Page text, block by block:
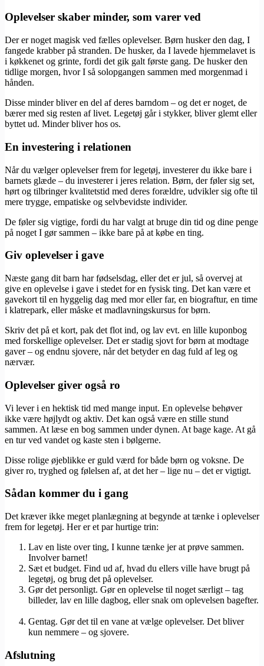
Oplevelser skaber minder, som varer ved
Der er noget magisk ved fælles oplevelser. Børn husker den dag, I
fangede krabber på stranden. De husker, da I lavede hjemmelavet is
i køkkenet og grinte, fordi det gik galt første gang. De husker den
tidlige morgen, hvor I så solopgangen sammen med morgenmad i
hånden.
Disse minder bliver en del af deres barndom – og det er noget, de
bærer med sig resten af livet. Legetøj går i stykker, bliver glemt eller
byttet ud. Minder bliver hos os.
En investering i relationen
Når du vælger oplevelser frem for legetøj, investerer du ikke bare i
barnets glæde – du investerer i jeres relation. Børn, der føler sig set,
hørt og tilbringer kvalitetstid med deres forældre, udvikler sig ofte til
mere trygge, empatiske og selvbevidste individer.
De føler sig vigtige, fordi du har valgt at bruge din tid og dine penge
på noget I gør sammen – ikke bare på at købe en ting.
Giv oplevelser i gave
Næste gang dit barn har fødselsdag, eller det er jul, så overvej at
give en oplevelse i gave i stedet for en fysisk ting. Det kan være et
gavekort til en hyggelig dag med mor eller far, en biograftur, en time
i klatrepark, eller måske et madlavningskursus for børn.
Skriv det på et kort, pak det flot ind, og lav evt. en lille kuponbog
med forskellige oplevelser. Det er stadig sjovt for børn at modtage
gaver – og endnu sjovere, når det betyder en dag fuld af leg og
nærvær.
Oplevelser giver også ro
Vi lever i en hektisk tid med mange input. En oplevelse behøver
ikke være højlydt og aktiv. Det kan også være en stille stund
sammen. At læse en bog sammen under dynen. At bage kage. At gå
en tur ved vandet og kaste sten i bølgerne.
Disse rolige øjeblikke er guld værd for både børn og voksne. De
giver ro, tryghed og følelsen af, at det her – lige nu – det er vigtigt.
Sådan kommer du i gang
Det kræver ikke meget planlægning at begynde at tænke i oplevelser
frem for legetøj. Her er et par hurtige trin:
Lav en liste over ting, I kunne tænke jer at prøve sammen.
Involver barnet!
Sæt et budget. Find ud af, hvad du ellers ville have brugt på
legetøj, og brug det på oplevelser.
Gør det personligt. Gør en oplevelse til noget særligt – tag
billeder, lav en lille dagbog, eller snak om oplevelsen bagefter.
Gentag. Gør det til en vane at vælge oplevelser. Det bliver
kun nemmere – og sjovere.
Afslutning